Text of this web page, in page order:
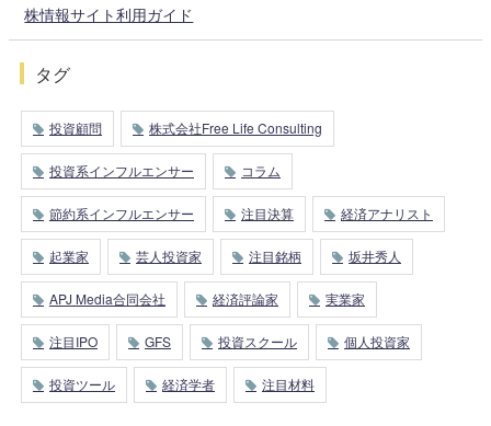
株情報サイト利用ガイド
タグ
投資顧問 株式会社Free Life Consulting
投資系インフルエンサー コラム
節約系インフルエンサー 注目決算 経済アナリスト
起業家 芸人投資家 注目銘柄 坂井秀人
APJ Media合同会社 経済評論家 実業家
注目IPO GFS 投資スクール 個人投資家
投資ツール 経済学者 注目材料